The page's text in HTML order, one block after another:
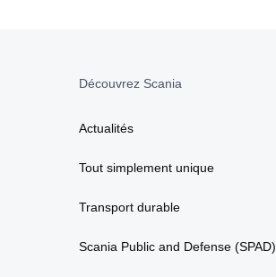
2300 Nm à 1 000-1 300 tr/min
Découvrez Scania
Actualités
Tout simplement unique
Transport durable
Scania Public and Defense (SPAD)